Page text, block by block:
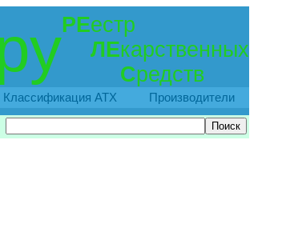
РЕестр
ЛЕкарственных
Средств
Классификация АТХ Производители